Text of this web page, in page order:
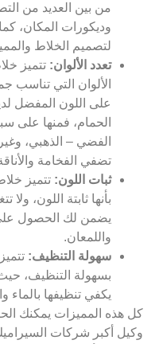
من بين العديد من
وديكورات المكان،
لتصميم الخلاط
تعدد الألوان: تتميز
الألوان التي تناسب
على اللون المفضل
الحمام، فمنها على
الفضي – الذهبي،
تضفي الفخامة
ثبات اللون: تتميز
بأنها ثابتة اللون،
يضمن لك الحصول
واللمعان.
سهولة التنظيف:
بسهولة التنظيف،
يكفي تنظيفها بالماء
كل هذه المميزات يمكنك
وكيل أكبر شركات